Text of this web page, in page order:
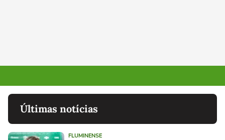
Últimas notícias
FLUMINENSE